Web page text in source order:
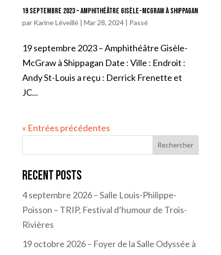
19 septembre 2023 – Amphithéâtre Gisèle-McGraw à Shippagan
par Karine Léveillé| Mar 28, 2024| Passé
19 septembre 2023 – Amphithéâtre Gisèle-
McGraw à Shippagan Date : Ville : Endroit :
Andy St-Louis a reçu : Derrick Frenette et
JC...
« Entrées précédentes
Rechercher
Recent Posts
4 septembre 2026 – Salle Louis-Philippe-
Poisson – TRIP, Festival d’humour de Trois-
Rivières
19 octobre 2026 – Foyer de la Salle Odyssée à